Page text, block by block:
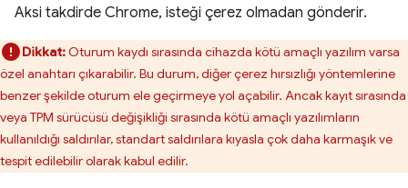
Aksi takdirde Chrome, isteği çerez olmadan gönderir.
Dikkat:Oturum kaydı sırasında cihazda kötü amaçlı yazılım varsa
özel anahtarı çıkarabilir. Bu durum, diğer çerez hırsızlığı yöntemlerine
benzer şekilde oturum ele geçirmeye yol açabilir. Ancak kayıt sırasında
veya TPM sürücüsü değişikliği sırasında kötü amaçlı yazılımların
kullanıldığı saldırılar, standart saldırılara kıyasla çok daha karmaşık ve
tespit edilebilir olarak kabul edilir.